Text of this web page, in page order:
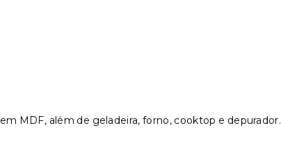
MDF, além de geladeira, forno, cooktop e depurador.